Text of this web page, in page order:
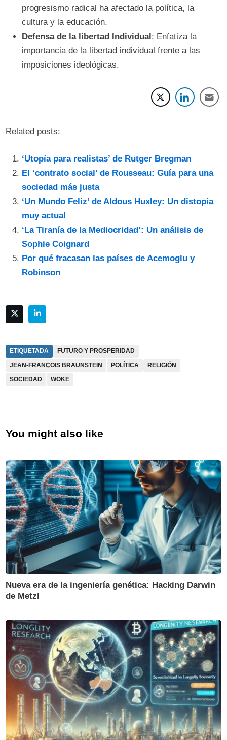
progresismo radical ha afectado la política, la
cultura y la educación.
Defensa de la libertad Individual : Enfatiza la
importancia de la libertad individual frente a las
imposiciones ideológicas.
Related posts:
‘Utopía para realistas’ de Rutger Bregman
El ‘contrato social’ de Rousseau: Guía para una
sociedad más justa
‘Un Mundo Feliz’ de Aldous Huxley: Un distopía
muy actual
‘La Tiranía de la Mediocridad’: Un análisis de
Sophie Coignard
Por qué fracasan las países de Acemoglu y
Robinson
ETIQUETADA
FUTURO Y PROSPERIDAD
JEAN-FRANÇOIS BRAUNSTEIN
POLÍTICA
RELIGIÓN
SOCIEDAD
WOKE
You might also like
Nueva era de la ingeniería genética: Hacking Darwin
de Metzl